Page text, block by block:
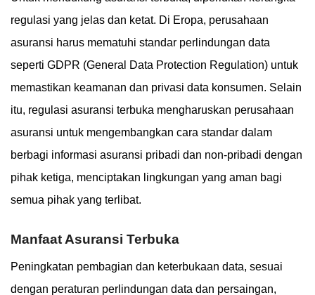
regulasi yang jelas dan ketat. Di Eropa, perusahaan
asuransi harus mematuhi standar perlindungan data
seperti GDPR (General Data Protection Regulation) untuk
memastikan keamanan dan privasi data konsumen. Selain
itu, regulasi asuransi terbuka mengharuskan perusahaan
asuransi untuk mengembangkan cara standar dalam
berbagi informasi asuransi pribadi dan non-pribadi dengan
pihak ketiga, menciptakan lingkungan yang aman bagi
semua pihak yang terlibat.
Manfaat Asuransi Terbuka
Peningkatan pembagian dan keterbukaan data, sesuai
dengan peraturan perlindungan data dan persaingan,